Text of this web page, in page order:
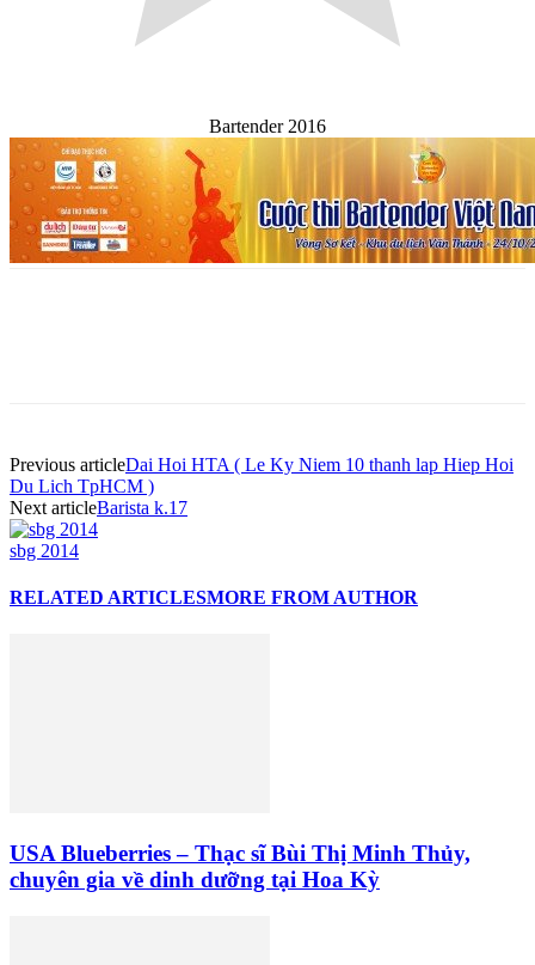
Bartender 2016
Previous articleDai Hoi HTA ( Le Ky Niem 10 thanh lap Hiep Hoi
Du Lich TpHCM )
Next articleBarista k.17
sbg 2014
RELATED ARTICLESMORE FROM AUTHOR
USA Blueberries – Thạc sĩ Bùi Thị Minh Thủy,
chuyên gia về dinh dưỡng tại Hoa Kỳ